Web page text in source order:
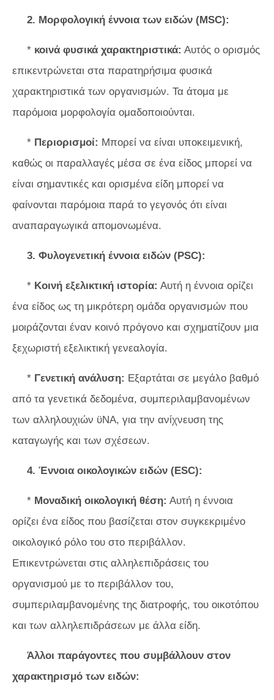
2. Μορφολογική έννοια των ειδών (MSC):
* κοινά φυσικά χαρακτηριστικά: Αυτός ο ορισμός
επικεντρώνεται στα παρατηρήσιμα φυσικά
χαρακτηριστικά των οργανισμών. Τα άτομα με
παρόμοια μορφολογία ομαδοποιούνται.
* Περιορισμοί: Μπορεί να είναι υποκειμενική,
καθώς οι παραλλαγές μέσα σε ένα είδος μπορεί να
είναι σημαντικές και ορισμένα είδη μπορεί να
φαίνονται παρόμοια παρά το γεγονός ότι είναι
αναπαραγωγικά απομονωμένα.
3. Φυλογενετική έννοια ειδών (PSC):
* Κοινή εξελικτική ιστορία: Αυτή η έννοια ορίζει
ένα είδος ως τη μικρότερη ομάδα οργανισμών που
μοιράζονται έναν κοινό πρόγονο και σχηματίζουν μια
ξεχωριστή εξελικτική γενεαλογία.
* Γενετική ανάλυση: Εξαρτάται σε μεγάλο βαθμό
από τα γενετικά δεδομένα, συμπεριλαμβανομένων
των αλληλουχιών ϋΝΑ, για την ανίχνευση της
καταγωγής και των σχέσεων.
4. Έννοια οικολογικών ειδών (ESC):
* Μοναδική οικολογική θέση: Αυτή η έννοια
ορίζει ένα είδος που βασίζεται στον συγκεκριμένο
οικολογικό ρόλο του στο περιβάλλον.
Επικεντρώνεται στις αλληλεπιδράσεις του
οργανισμού με το περιβάλλον του,
συμπεριλαμβανομένης της διατροφής, του οικοτόπου
και των αλληλεπιδράσεων με άλλα είδη.
Άλλοι παράγοντες που συμβάλλουν στον
χαρακτηρισμό των ειδών: